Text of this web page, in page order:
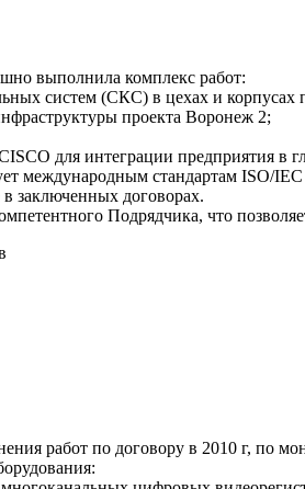
выполнила комплекс работ:
систем (СКС) в цехах и корпусах
проекта Воронеж 2;
для интеграции предприятия в
международным стандартам ISO/
заключенных договорах.
Подрядчика, что
работ по договору в 2010 г,